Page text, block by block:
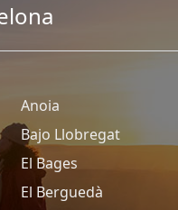
Anoia
Bajo Llobregat
El Bages
El Berguedà